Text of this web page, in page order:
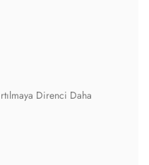
Direnci Daha